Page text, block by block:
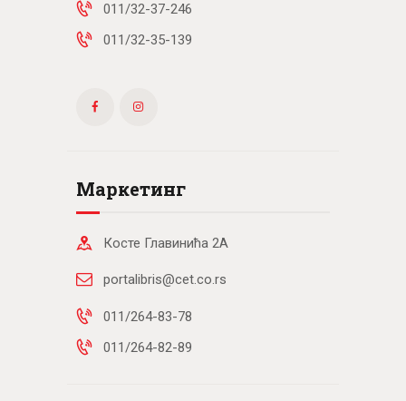
011/32-37-246
011/32-35-139
Маркетинг
Косте Главинића 2А
portalibris@cet.co.rs
011/264-83-78
011/264-82-89